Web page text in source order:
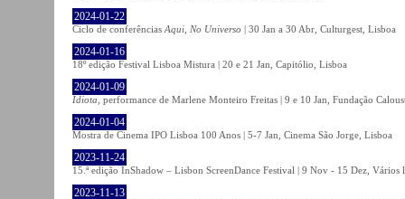
2024-01-22
Ciclo de conferências Aqui, No Universo | 30 Jan a 30 Abr, Culturgest, Lisboa
2024-01-16
18º edição Festival Lisboa Mistura | 20 e 21 Jan, Capitólio, Lisboa
2024-01-09
Idiota , performance de Marlene Monteiro Freitas | 9 e 10 Jan, Fundação
2024-01-04
Mostra de Cinema IPO Lisboa 100 Anos | 5-7 Jan, Cinema São Jorge, Lisboa
2023-11-24
15.ª edição InShadow – Lisbon ScreenDance Festival | 9 Nov - 15 Dez, Vários
2023-11-13